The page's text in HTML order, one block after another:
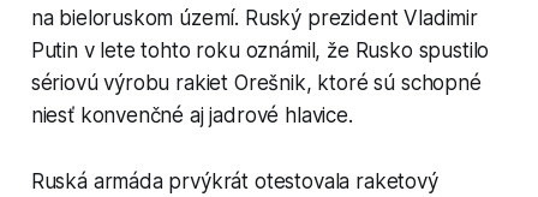
na bieloruskom území. Ruský prezident Vladimir
Putin v lete tohto roku oznámil, že Rusko spustilo
sériovú výrobu rakiet Orešnik, ktoré sú schopné
niesť konvenčné aj jadrové hlavice.
Ruská armáda prvýkrát otestovala raketový